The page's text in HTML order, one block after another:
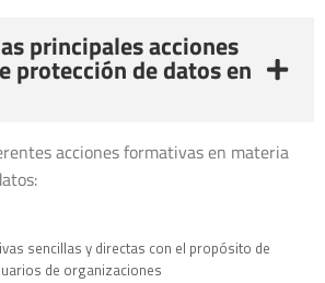
principales acciones
protección de datos en
acciones formativas en materia
sencillas y directas con el propósito de
de organizaciones